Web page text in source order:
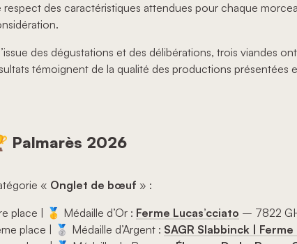
respect des caractéristiques attendues pour chaque
des dégustations et des délibérations, trois viandes
témoignent de la qualité des productions présentées
Palmarès 2026
« Onglet de bœuf » :
place | 🥇 Médaille d’Or : Ferme Lucas’cciato – 7822
place | 🥈 Médaille d’Argent : SAGR Slabbinck |